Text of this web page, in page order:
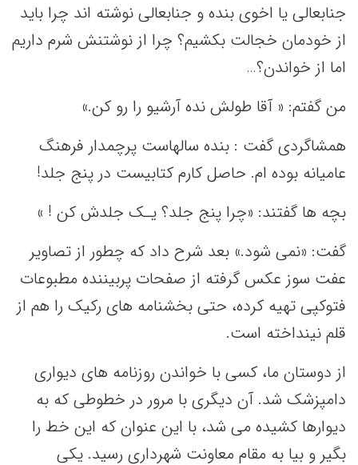
جنابعالی یا اخوی بنده و جنابعالی نوشته اند چرا باید
از خودمان خجالت بکشیم؟ چرا از نوشتنش شرم داریم
اما از خواندن؟…
من گفتم: « آقا طولش نده آرشیو را رو کن.»
همشاگردی گفت : بنده سالهاست پرچمدار فرهنگ
عامیانه بوده ام. حاصل کارم کتابیست در پنج جلد!
بچه ها گفتند: «چرا پنج جلد؟ یـک جلدش کن ! »
گفت: «نمی شود.» بعد شرح داد که چطور از تصاویر
عفت سوز عکس گرفته از صفحات پربیننده مطبوعات
فتوکپی تهیه کرده، حتی بخشنامه های رکیک را هم از
قلم نینداخته است.
از دوستان ما، کسی با خواندن روزنامه های دیواری
دامپزشک شد. آن دیگری با مرور در خطوطی که به
دیوارها کشیده می شد، با این عنوان که این خط را
بگیر و بیا به مقام معاونت شهرداری رسید. یکی